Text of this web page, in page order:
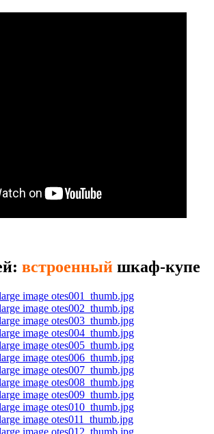
встроенный шкаф-купе